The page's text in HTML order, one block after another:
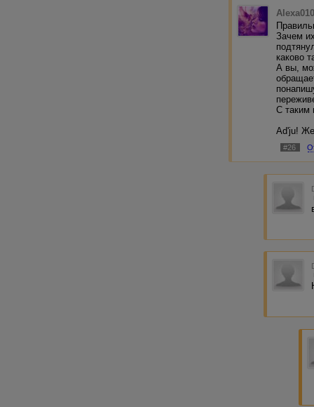
Зачем
каково
А вы,
С таким
Ad'ju!
#26